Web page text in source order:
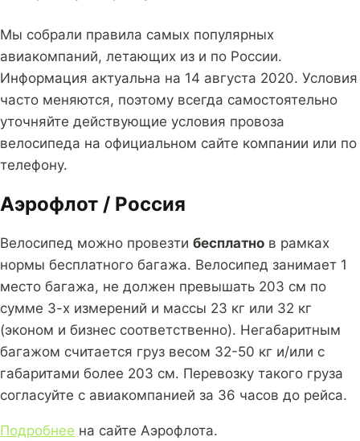
Мы собрали правила самых популярных
авиакомпаний, летающих из и по России.
Информация актуальна на 14 августа 2020. Условия
часто меняются, поэтому всегда самостоятельно
уточняйте действующие условия провоза
велосипеда на официальном сайте компании или по
телефону.
Аэрофлот / Россия
Велосипед можно провезти бесплатно в рамках
нормы бесплатного багажа. Велосипед занимает 1
место багажа, не должен превышать 203 см по
сумме 3-х измерений и массы 23 кг или 32 кг
(эконом и бизнес соответственно). Негабаритным
багажом считается груз весом 32-50 кг и/или с
габаритами более 203 см. Перевозку такого груза
согласуйте с авиакомпанией за 36 часов до рейса.
Подробнее на сайте Аэрофлота.